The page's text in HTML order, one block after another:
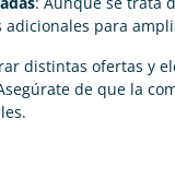
adicionales para
distintas ofertas y
de que la